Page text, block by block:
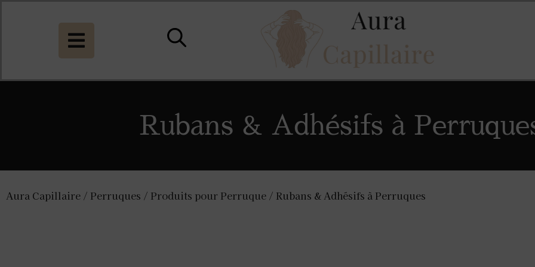
Rubans & Adhésifs à
Aura Capillaire / Perruques / Produits pour Perruque / Rubans & Adhésifs à Perruques